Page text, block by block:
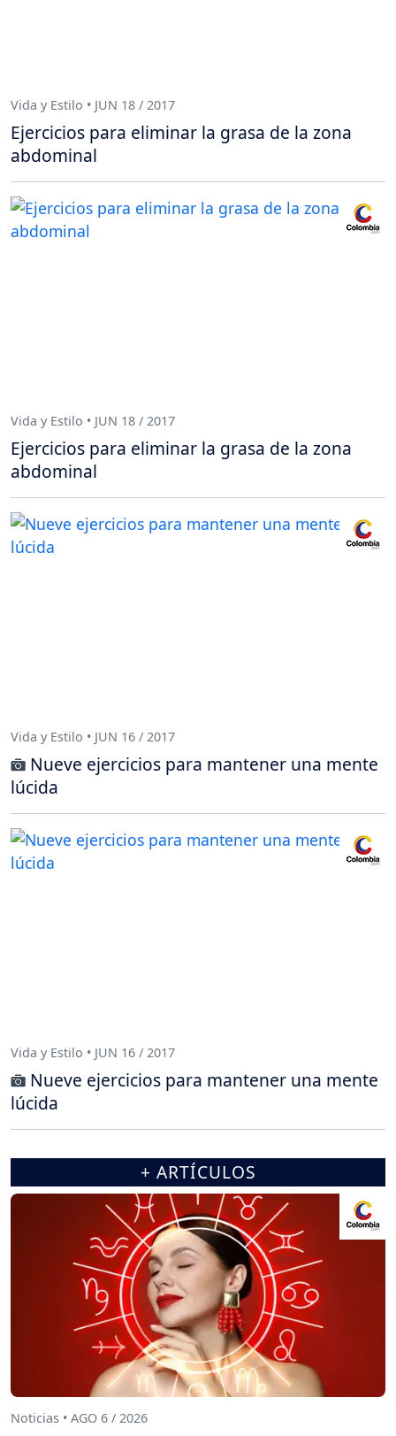
Vida y Estilo • JUN 18 / 2017
Ejercicios para eliminar la grasa de la zona
abdominal
Vida y Estilo • JUN 18 / 2017
Ejercicios para eliminar la grasa de la zona
abdominal
Vida y Estilo • JUN 16 / 2017
Nueve ejercicios para mantener una mente
lúcida
Vida y Estilo • JUN 16 / 2017
Nueve ejercicios para mantener una mente
lúcida
+ ARTÍCULOS
Noticias • AGO 6 / 2026